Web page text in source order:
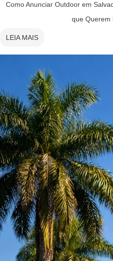
Como Anunciar Outdoor em
que Querem
LEIA MAIS